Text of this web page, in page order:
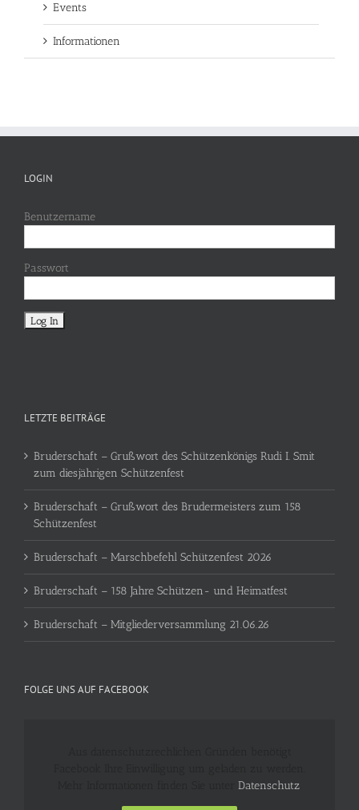
Events
Informationen
LOGIN
Benutzername
Passwort
LETZTE BEITRÄGE
Bruderschaft – Grußwort des Schützenkönigs Rudi I. Smit
zum diesjährigen Schützenfest
Bruderschaft – Grußwort des Brudermeisters zum 158
Schützenfest
Bruderschaft – Marschbefehl Schützenfest 2026
Bruderschaft – 158 Jahre Schützen- und Heimatfest
Bruderschaft – Mitgliederversammlung 21.06.26
FOLGE UNS AUF FACEBOOK
Datenschutz